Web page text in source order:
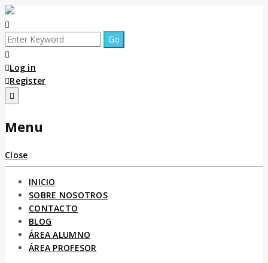
Log in
Register
Menu
Close
INICIO
SOBRE NOSOTROS
CONTACTO
BLOG
ÁREA ALUMNO
ÁREA PROFESOR